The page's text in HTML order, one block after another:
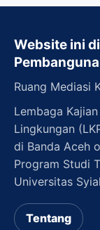
Website ini
Ruang Mediasi
Lembaga
Lingkungan
di Banda Aceh
Program Studi
Universitas
Tentang